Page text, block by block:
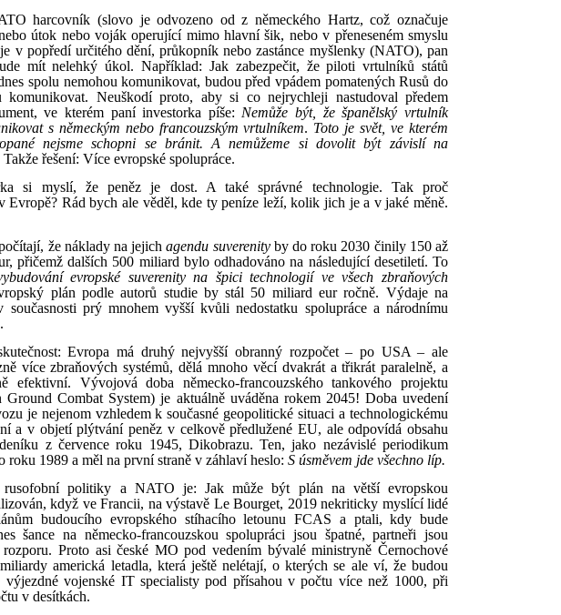
harcovník (slovo je odvozeno od z německého Hartz, což označuje
útok nebo voják operující mimo hlavní šik, nebo v přeneseném smyslu
v popředí určitého dění, průkopník nebo zastánce myšlenky (NATO), pan
mít nelehký úkol. Například: Jak zabezpečit, že piloti vrtulníků států
spolu nemohou komunikovat, budou před vpádem pomatených Rusů do
komunikovat. Neuškodí proto, aby si co nejrychleji nastudoval předem
ve kterém paní investorka píše: Nemůže být, že španělský vrtulník
s německým nebo francouzským vrtulníkem. Toto je svět, ve kterém
nejsme schopni se bránit. A nemůžeme si dovolit být závislí na
Takže řešení: Více evropské spolupráce.
si myslí, že peněz je dost. A také správné technologie. Tak proč
Evropě? Rád bych ale věděl, kde ty peníze leží, kolik jich je a v jaké měně.
že náklady na jejichagendu suverenityby do roku 2030 činily 150 až
přičemž dalších 500 miliard bylo odhadováno na následující desetiletí. To
evropské suverenity na špici technologií ve všech zbraňových
plán podle autorů studie by stál 50 miliard eur ročně. Výdaje na
současnosti prý mnohem vyšší kvůli nedostatku spolupráce a národnímu
Evropa má druhý nejvyšší obranný rozpočet – po USA – ale
více zbraňových systémů, dělá mnoho věcí dvakrát a třikrát paralelně, a
efektivní. Vývojová doba německo-francouzského tankového projektu
Combat System) je aktuálně uváděna rokem 2045! Doba uvedení
je nejenom vzhledem k současné geopolitické situaci a technologickému
a v objetí plýtvání peněz v celkově předlužené EU, ale odpovídá obsahu
z července roku 1945, Dikobrazu. Ten, jako nezávislé periodikum
roku 1989 a měl na první straně v záhlaví heslo: S úsměvem jde všechno líp.
rusofobní politiky a NATO je: Jak může být plán na větší evropskou
když ve Francii, na výstavě Le Bourget, 2019 nekriticky myslící lidé
budoucího evropského stíhacího letounu FCAS a ptali, kdy bude
šance na německo-francouzskou spolupráci jsou špatné, partneři jsou
rozporu. Proto asi české MO pod vedením bývalé ministryně Černochové
americká letadla, která ještě nelétají, o kterých se ale ví, že budou
výjezdné vojenské IT specialisty pod přísahou v počtu více než 1000, při
v desítkách.